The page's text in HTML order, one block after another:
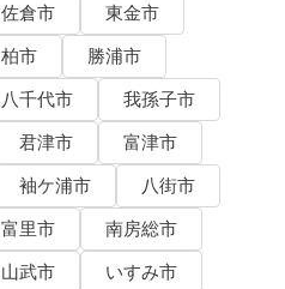
佐倉市
東金市
柏市
勝浦市
八千代市
我孫子市
君津市
富津市
袖ケ浦市
八街市
富里市
南房総市
山武市
いすみ市